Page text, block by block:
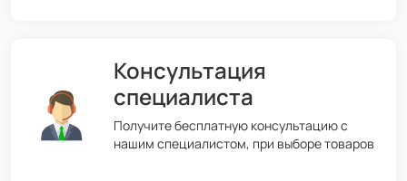
Консультация
специалиста
Получите бесплатную консультацию с
нашим специалистом, при выборе товаров